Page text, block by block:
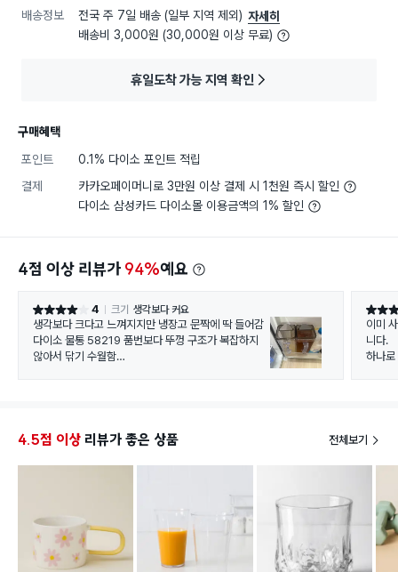
배송정보 전국 주 7일 배송 (일부 지역 제외) 자세히
배송비 3,000원 (30,000원 이상 무료)
휴일도착 가능 지역 확인
구매혜택
포인트
0.1% 다이소 포인트 적립
결제
카카오페이머니로 3만원 이상 결제 시 1천원 즉시 할인
다이소 삼성카드 다이소몰 이용금액의 1% 할인
4점 이상 리뷰가 94%예요
별점 4점 4 크기 생각보다 커요
생각보다 크다고 느껴지지만 냉장고 문짝에 딱 들어감
다이소 물통 58219 품번보다 뚜껑 구조가 복잡하지
않아서 닦기 수월함
별점 5
이미
니다.
하나로
4.5점 이상 리뷰가 좋은 상품 전체보기